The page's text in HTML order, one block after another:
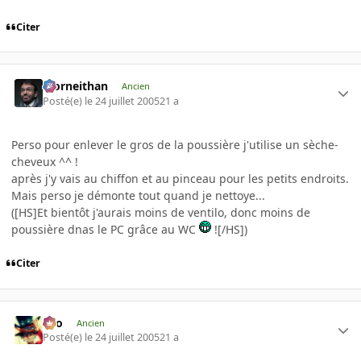
Citer
Morneithan Ancien
Posté(e) le 24 juillet 200521 a
Perso pour enlever le gros de la poussière j'utilise un sèche-
cheveux ^^ !
après j'y vais au chiffon et au pinceau pour les petits endroits.
Mais perso je démonte tout quand je nettoye...
([HS]Et bientôt j'aurais moins de ventilo, donc moins de
poussière dnas le PC grâce au WC
![/HS])
Citer
eYo Ancien
Posté(e) le 24 juillet 200521 a